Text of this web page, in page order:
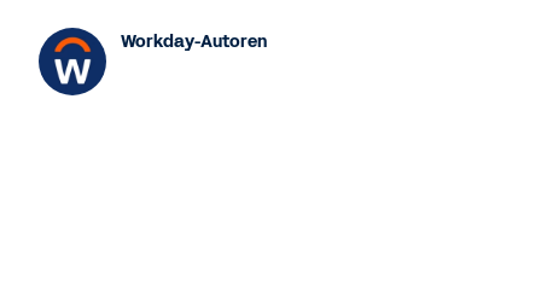
Workday-Autoren